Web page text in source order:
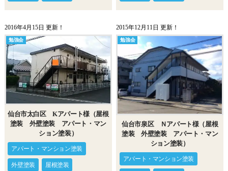
2016年4月15日 更新！
勉強会
仙台市太白区 Kアパート様（屋根
塗装 外壁塗装 アパート・マン
ション塗装）
アパート・マンション塗装
外壁塗装 屋根塗装
2015年12月11日 更新！
勉強会
仙台市泉区 Ｎアパート様（屋根
塗装 外壁塗装 アパート・マン
ション塗装）
アパート・マンション塗装